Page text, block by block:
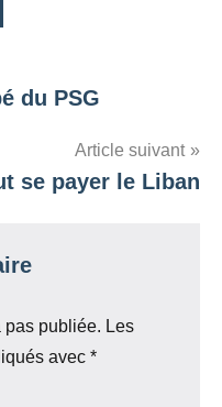
du PSG
Article suivant
se payer le Liban
pas publiée. Les
avec *